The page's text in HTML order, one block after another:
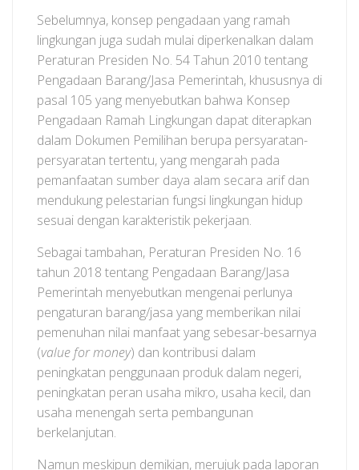
Sebelumnya, konsep pengadaan yang ramah
lingkungan juga sudah mulai diperkenalkan dalam
Peraturan Presiden No. 54 Tahun 2010 tentang
Pengadaan Barang/Jasa Pemerintah, khususnya di
pasal 105 yang menyebutkan bahwa Konsep
Pengadaan Ramah Lingkungan dapat diterapkan
dalam Dokumen Pemilihan berupa persyaratan-
persyaratan tertentu, yang mengarah pada
pemanfaatan sumber daya alam secara arif dan
mendukung pelestarian fungsi lingkungan hidup
sesuai dengan karakteristik pekerjaan.
Sebagai tambahan, Peraturan Presiden No. 16
tahun 2018 tentang Pengadaan Barang/Jasa
Pemerintah menyebutkan mengenai perlunya
pengaturan barang/jasa yang memberikan nilai
pemenuhan nilai manfaat yang sebesar-besarnya
(value for money) dan kontribusi dalam
peningkatan penggunaan produk dalam negeri,
peningkatan peran usaha mikro, usaha kecil, dan
usaha menengah serta pembangunan
berkelanjutan.
Namun meskipun demikian, merujuk pada laporan